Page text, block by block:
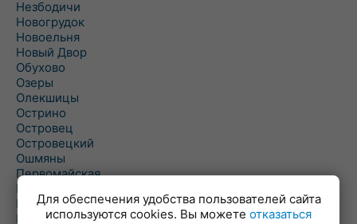
Незбодичи
Новогрудок
Новоельня
Новый Двор
Обухово
Озеры
Олекшицы
Острино
Островец
Островецкий
Ошмяны
Первомайская
Первомайский
Пески
Петревичи
Для обеспечения удобства пользователей сайта
используются cookies. Вы можете отказаться